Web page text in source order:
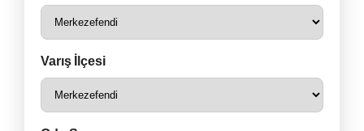
Varış İlçesi